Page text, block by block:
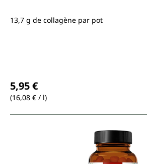
13,7 g de collagène par pot
5,95 €
(16,08 € / l)